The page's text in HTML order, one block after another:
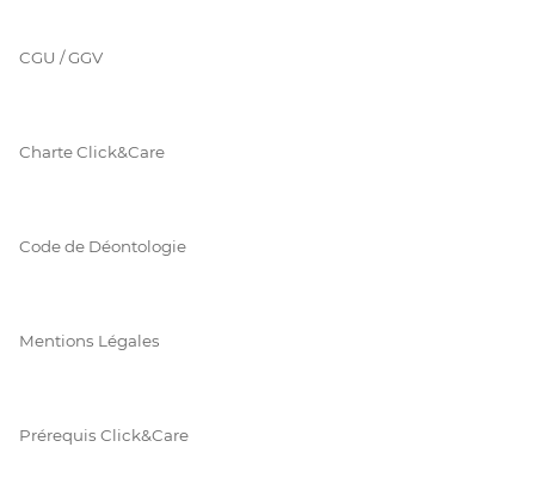
CGU / GGV
Charte Click&Care
Code de Déontologie
Mentions Légales
Prérequis Click&Care